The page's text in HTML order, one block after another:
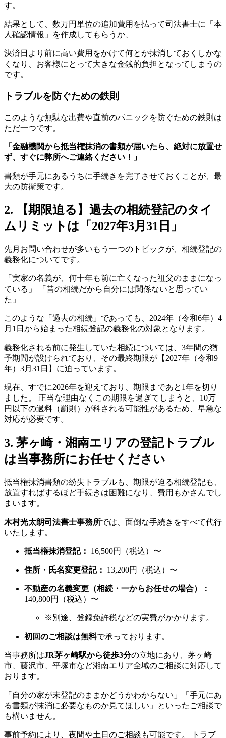
す。
結果として、数万円単位の追加費用を払って司法書士に「本
人確認情報」を作成してもらうか、
決済日より前に高い費用をかけて何とか抹消しておくしかな
くなり、お客様にとって大きな金銭的負担となってしまうの
です。
トラブルを防ぐための鉄則
このような無駄な出費や直前のパニックを防ぐための鉄則は
ただ一つです。
「金融機関から抵当権抹消の書類が届いたら、絶対に放置せ
ず、すぐに弊所へご連絡ください！」
書類が手元にあるうちに手続きを完了させておくことが、最
大の防衛策です。
2. 【期限迫る】過去の相続登記のタイ
ムリミットは「2027年3月31日」
先月お問い合わせが多いもう一つのトピックが、相続登記の
義務化についてです。
「実家の名義が、何十年も前に亡くなった祖父のままになっ
ている」 「昔の相続だから自分には関係ないと思ってい
た」
このような「過去の相続」であっても、2024年（令和6年）4
月1日から始まった相続登記の義務化の対象となります。
義務化される前に発生していた相続については、3年間の猶
予期間が設けられており、その最終期限が【2027年（令和9
年）3月31日】に迫っています。
現在、すでに2026年を迎えており、期限まであと1年を切り
ました。 正当な理由なくこの期限を過ぎてしまうと、10万
円以下の過料（罰則）が科される可能性があるため、早急な
対応が必要です。
3. 茅ヶ崎・湘南エリアの登記トラブル
は当事務所にお任せください
抵当権抹消書類の紛失トラブルも、期限が迫る相続登記も、
放置すればするほど手続きは困難になり、費用もかさんでし
まいます。
木村光太朗司法書士事務所では、面倒な手続きをすべて代行
いたします。
抵当権抹消登記： 16,500円（税込）〜
住所・氏名変更登記： 13,200円（税込）〜
不動産の名義変更（相続・一からお任せの場合）：
140,800円（税込）〜
※別途、登録免許税などの実費がかかります。
初回のご相談は無料で承っております。
当事務所はJR茅ヶ崎駅から徒歩3分の立地にあり、茅ヶ崎
市、藤沢市、平塚市など湘南エリア全域のご相談に対応して
おります。
「自分の家が未登記のままかどうかわからない」「手元にあ
る書類が抹消に必要なものか見てほしい」といったご相談で
も構いません。
事前予約により、夜間や土日のご相談も可能です。 トラブ